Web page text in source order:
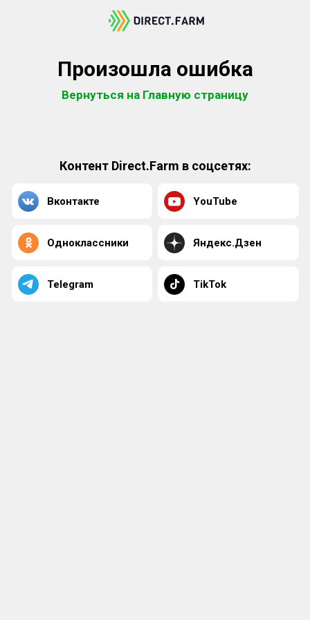
Произошла ошибка
Вернуться на Главную страницу
Контент Direct.Farm в соцсетях:
Вконтакте YouTube
Одноклассники Яндекс.Дзен
Telegram TikTok